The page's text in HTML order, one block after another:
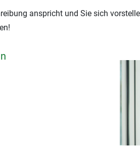
anspricht und Sie sich